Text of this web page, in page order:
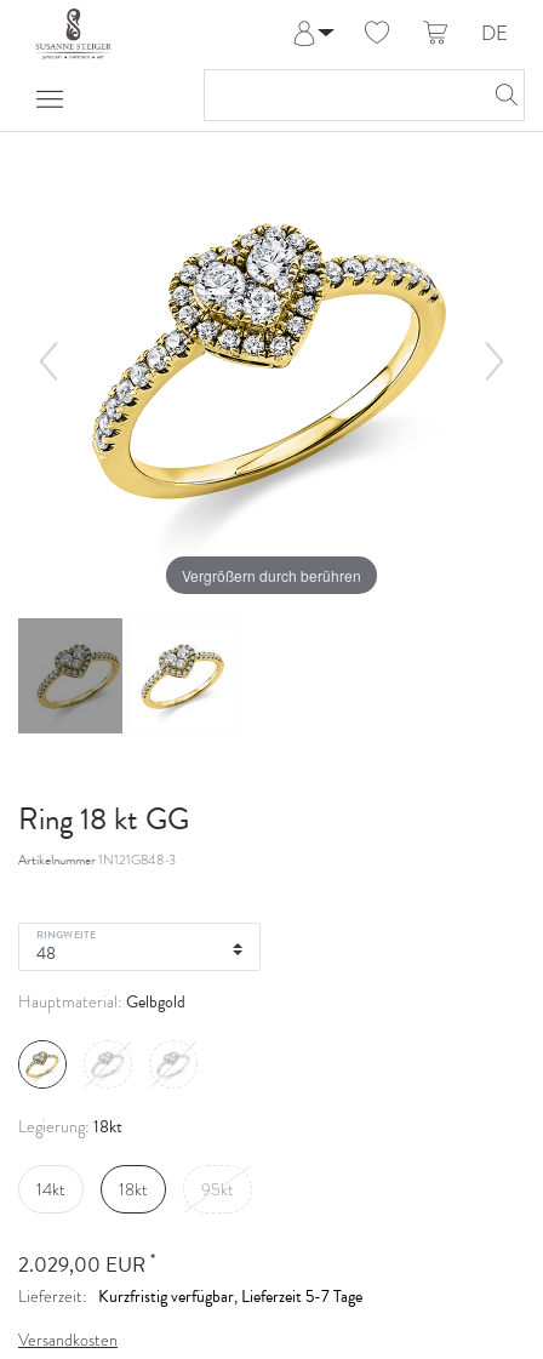
Anmelden
Meine Bestellungen
DE
Vergrößern durch berühren
Ring 18 kt GG
Artikelnummer1N121G848-3
RINGWEITE
Hauptmaterial: Gelbgold
Legierung: 18kt
14kt 18kt 95kt
2.029,00 EUR *
Lieferzeit: Kurzfristig verfügbar, Lieferzeit 5-7 Tage
Versandkosten